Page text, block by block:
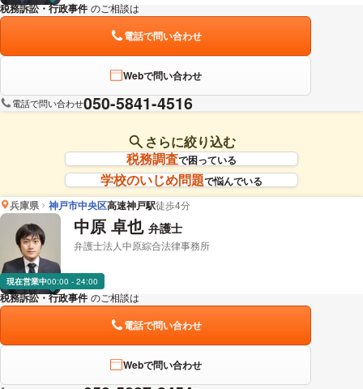
税務訴訟・行政事件 のご相談は
電話で問い合わせ
Webで問い合わせ
電話で問い合わせ050-5841-4516
さらに絞り込む
税務調査で困っている
学校のいじめ問題で悩んでいる
兵庫県
神戸市中央区高速神戸駅徒歩4分
中原 卓也 弁護士
弁護士法人中原綜合法律事務所
現在営業中00:00 - 24:00
税務訴訟・行政事件 のご相談は
電話で問い合わせ
Webで問い合わせ